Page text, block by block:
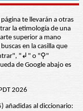
te llevarán a otras
la etimología de una
superior a mano
en la casilla que
"↲" o "⚲"
de Google abajo es
2026
añadidas al diccionario: